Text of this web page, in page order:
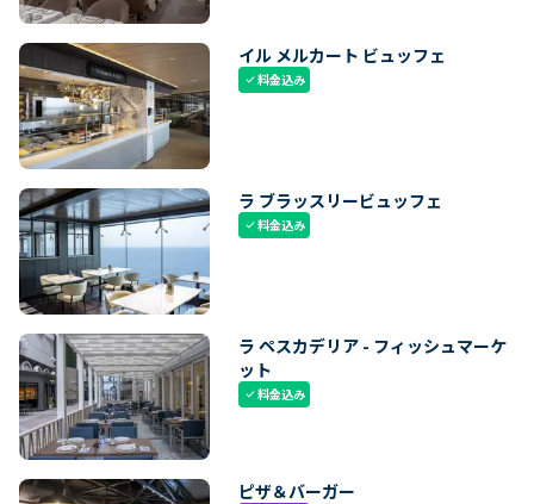
イル メルカート ビュッフェ
check料金込み
ラ ブラッスリービュッフェ
check料金込み
ラ ペスカデリア - フィッシュマーケ
ット
check料金込み
ピザ＆バーガー